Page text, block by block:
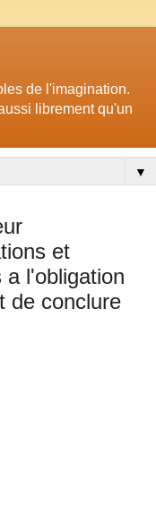
de l'imagination.
librement qu'un
▼
et
a l'obligation
de conclure